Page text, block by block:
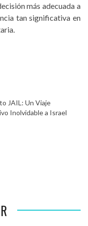
más adecuada a
tan significativa en
JAIL: Un Viaje
Inolvidable a Israel